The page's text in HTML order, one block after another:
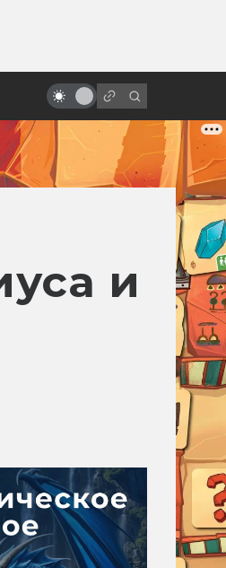
финал
и